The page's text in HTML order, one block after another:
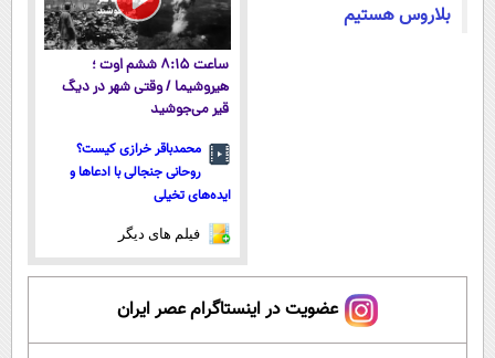
بلاروس هستیم
ساعت ۸:۱۵ ششم اوت ؛
هیروشیما / وقتی شهر در دیگ
قیر می‌جوشید
محمدباقر خرازی کیست؟
روحانی جنجالی با ادعاها و
ایده‌های تخیلی
فیلم های دیگر
عضویت در اینستاگرام عصر ایران